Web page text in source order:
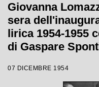
Giovanna
sera
lirica 1954-1955
di Gaspare
07 DICEMBRE 1954